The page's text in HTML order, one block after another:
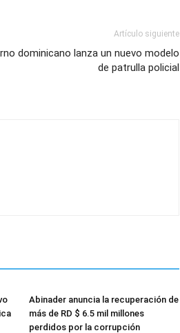
Artículo siguiente
dominicano lanza un nuevo modelo
de patrulla policial
Abinader anuncia la recuperación de
más de RD $ 6.5 mil millones
perdidos por la corrupción